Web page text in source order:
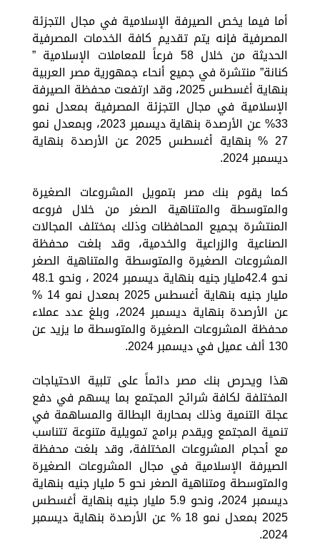
أما فيما يخص الصيرفة الإسلامية في مجال التجزئة
المصرفية فإنه يتم تقديم كافة الخدمات المصرفية
الحديثة من خلال 58 فرعاً للمعاملات الإسلامية ”
كنانة” منتشرة في جميع أنحاء جمهورية مصر العربية
بنهاية أغسطس 2025، وقد ارتفعت محفظة الصيرفة
الإسلامية في مجال التجزئة المصرفية بمعدل نمو
33% عن الأرصدة بنهاية ديسمبر 2023، وبمعدل نمو
27 % بنهاية أغسطس 2025 عن الأرصدة بنهاية
ديسمبر 2024.
كما يقوم بنك مصر بتمويل المشروعات الصغيرة
والمتوسطة والمتناهية الصغر من خلال فروعه
المنتشرة بجميع المحافظات وذلك بمختلف المجالات
الصناعية والزراعية والخدمية، وقد بلغت محفظة
المشروعات الصغيرة والمتوسطة والمتناهية الصغر
نحو 42.4مليار جنيه بنهاية ديسمبر 2024 ، ونحو 48.1
مليار جنيه بنهاية أغسطس 2025 بمعدل نمو 14 %
عن الأرصدة بنهاية ديسمبر 2024، وبلغ عدد عملاء
محفظة المشروعات الصغيرة والمتوسطة ما يزيد عن
130 ألف عميل في ديسمبر 2024.
هذا ويحرص بنك مصر دائماً على تلبية الاحتياجات
المختلفة لكافة شرائح المجتمع بما يسهم في دفع
عجلة التنمية وذلك بمحاربة البطالة والمساهمة في
تنمية المجتمع ويقدم برامج تمويلية متنوعة تتناسب
مع أحجام المشروعات المختلفة، وقد بلغت محفظة
الصيرفة الإسلامية في مجال المشروعات الصغيرة
والمتوسطة ومتناهية الصغر نحو 5 مليار جنيه بنهاية
ديسمبر 2024، ونحو 5.9 مليار جنيه بنهاية أغسطس
2025 بمعدل نمو 18 % عن الأرصدة بنهاية ديسمبر
2024.